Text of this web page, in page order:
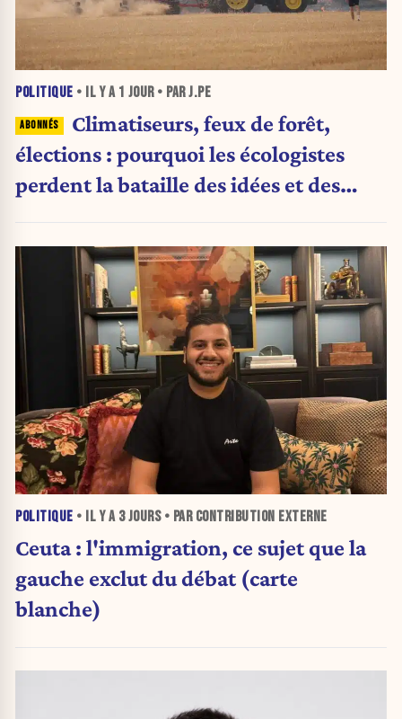
POLITIQUE • IL Y A 1 JOUR• PAR J.PE
Climatiseurs, feux de forêt,
élections : pourquoi les écologistes
perdent la bataille des idées et des
POLITIQUE • IL Y A 3 JOURS• PAR CONTRIBUTION EXTERNE
Ceuta : l'immigration, ce sujet que la
gauche exclut du débat (carte
blanche)